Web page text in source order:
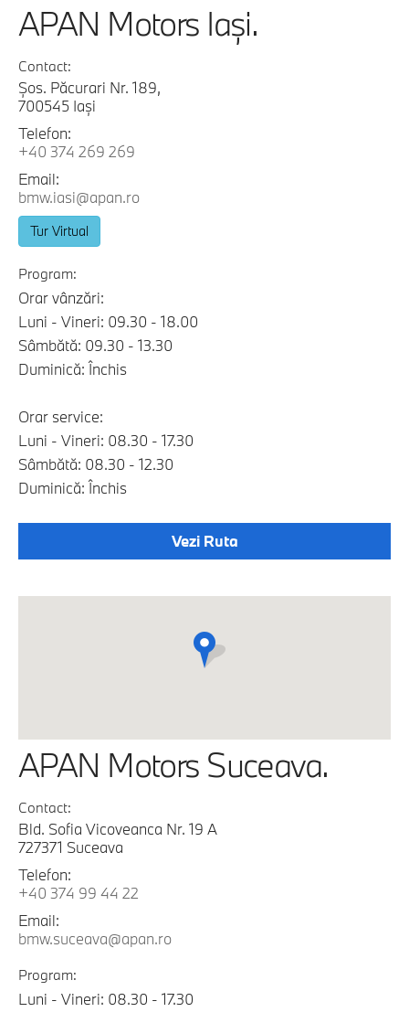
APAN Motors Iaşi.
Contact:
Şos. Păcurari Nr. 189,
700545 Iaşi
Telefon:
+40 374 269 269
Email:
bmw.iasi@apan.ro
Tur Virtual
Program:
Orar vânzări:
Luni - Vineri: 09.30 - 18.00
Sâmbătă: 09.30 - 13.30
Duminică: Închis
Orar service:
Luni - Vineri: 08.30 - 17.30
Sâmbătă: 08.30 - 12.30
Duminică: Închis
Vezi Ruta
APAN Motors Suceava.
Contact:
Bld. Sofia Vicoveanca Nr. 19 A
727371 Suceava
Telefon:
+40 374 99 44 22
Email:
bmw.suceava@apan.ro
Program:
Luni - Vineri: 08.30 - 17.30